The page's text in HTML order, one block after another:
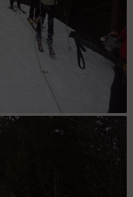
starting block